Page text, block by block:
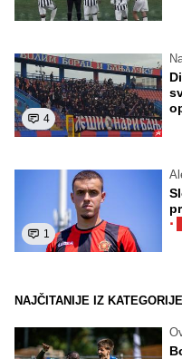
4
1
·
NAJČITANIJE IZ KATEGORIJE